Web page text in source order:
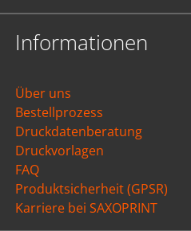
Informationen
Über uns
Bestellprozess
Druckdatenberatung
Druckvorlagen
FAQ
Produktsicherheit (GPSR)
Karriere bei SAXOPRINT